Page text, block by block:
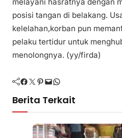
posisi tangan di belakang.
kelelahan,korban pun
pelaku tertidur untuk
menolongnya. (yy/firda)
Facebook Twitter Pinterest Mail WhatsApp
Berita Terkait